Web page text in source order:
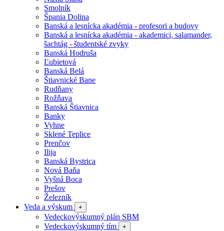
Smolník
Špania Dolina
Banská a lesnícka akadémia - profesori a budovy
Banská a lesnícka akadémia - akademici, salamander,
šachtág - študentské zvyky
Banská Hodruša
Ľubietová
Banská Belá
Štiavnické Bane
Rudňany
Rožňava
Banská Štiavnica
Banky
Vyhne
Sklené Teplice
Prenčov
Ilija
Banská Bystrica
Nová Baňa
Vyšná Boca
Prešov
Železník
Veda a výskum
+
Vedeckovýskumný plán SBM
Vedeckovýskumný tím
+